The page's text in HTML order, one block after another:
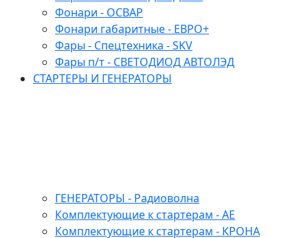
Фонари - ОСВАР
Фонари габаритные - ЕВРО+
Фары - Спецтехника - SKV
Фары п/т - СВЕТОДИОД АВТОЛЭД
СТАРТЕРЫ И ГЕНЕРАТОРЫ
ГЕНЕРАТОРЫ - Радиоволна
Комплектующие к стартерам - АЕ
Комплектующие к стартерам - КРОНА